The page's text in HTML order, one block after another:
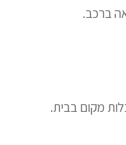
ברכב.
מקום בבית.